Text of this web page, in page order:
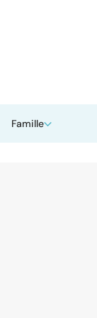
Famille